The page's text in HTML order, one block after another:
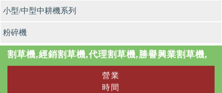
小型/中型中耕機系列
粉碎機
割草機,經銷割草機,代理割草機,勝譽興業割草機,
營業
時間